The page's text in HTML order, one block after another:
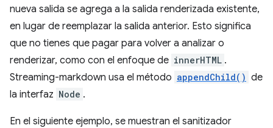
nueva salida se agrega a la salida renderizada existente,
en lugar de reemplazar la salida anterior. Esto significa
que no tienes que pagar para volver a analizar o
renderizar, como con el enfoque de innerHTML .
Streaming-markdown usa el método appendChild() de
la interfaz Node .
En el siguiente ejemplo, se muestran el sanitizador